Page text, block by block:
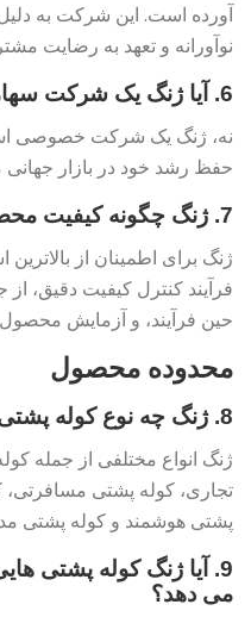
آورده است. این شرکت به
نوآورانه و تعهد به رضایت
6. آیا ژنگ یک شرکت سهامی عام است؟
نه، ژنگ یک شرکت خصوصی
حفظ رشد خود در بازار
7. ژنگ چگونه کیفیت محصول را تضمین می کند؟
ژنگ برای اطمینان از
فرآیند کنترل کیفیت دقیق،
حین فرآیند، و آزمایش
محدوده محصول
8. ژنگ چه نوع کوله پشتی هایی را ارائه می دهد؟
ژنگ انواع مختلفی از جمله
تجاری، کوله پشتی مسافرتی،
پشتی هوشمند و کوله پشتی مد
9. آیا ژنگ کوله پشتی
می دهد؟